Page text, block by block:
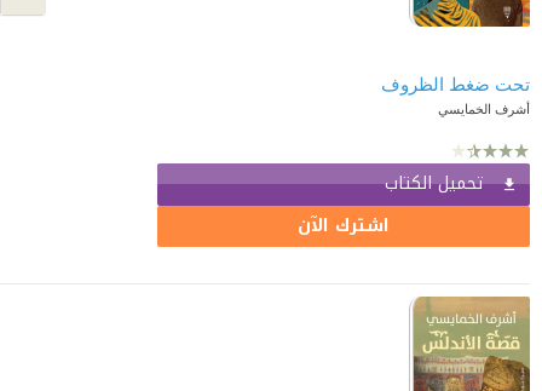
تحت ضغط الظروف
أشرف الخمايسي
تحميل الكتاب
اشترك الآن